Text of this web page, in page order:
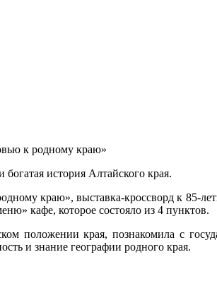
история Алтайского края.
краю», выставка-кроссворд к 85-
кафе, которое состояло из 4 пунктов.
положении края, познакомила с
и знание географии родного края.